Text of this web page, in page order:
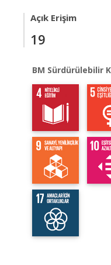
Açık Erişim
19
BM Sürdürülebilir